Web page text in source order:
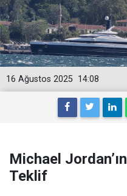
14:08
16 Ağustos 2025
Michael
Teklif